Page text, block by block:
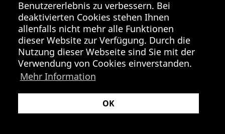
Benutzererlebnis zu verbessern. Bei
deaktivierten Cookies stehen Ihnen
allenfalls nicht mehr alle Funktionen
dieser Website zur Verfügung. Durch die
Nutzung dieser Webseite sind Sie mit der
Verwendung von Cookies einverstanden.
Mehr Information
OK